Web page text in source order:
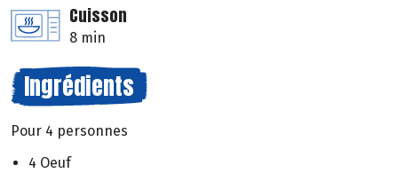
Cuisson
8 min
Ingrédients
Pour 4 personnes
4 Oeuf